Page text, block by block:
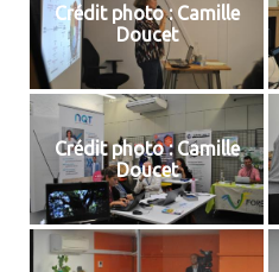
Crédit photo : Camille
Doucet
Crédit photo : Camille
Doucet